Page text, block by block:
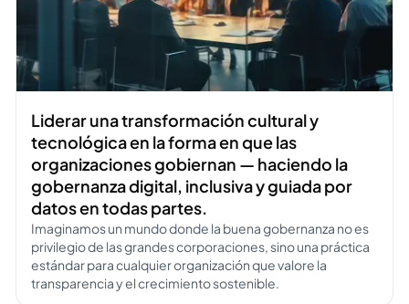
Liderar una transformación cultural y
tecnológica en la forma en que las
organizaciones gobiernan — haciendo la
gobernanza digital, inclusiva y guiada por
datos en todas partes.
Imaginamos un mundo donde la buena gobernanza no es
privilegio de las grandes corporaciones, sino una práctica
estándar para cualquier organización que valore la
transparencia y el crecimiento sostenible.